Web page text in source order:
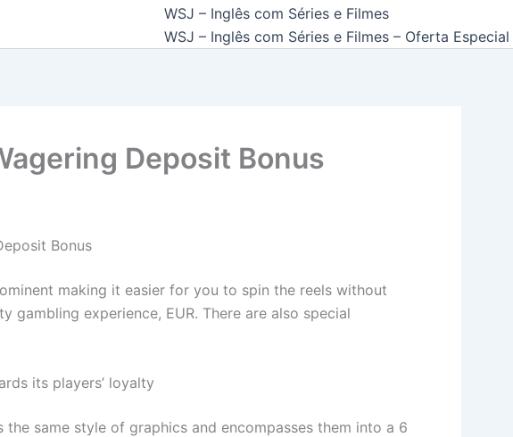
WSJ – Inglês com Séries e Filmes
WSJ – Inglês com Séries e Filmes – Oferta Especial
Deposit Bonus
Bonus
making it easier for you to spin the reels without
gambling experience, EUR. There are also special
its players’ loyalty
the same style of graphics and encompasses them into a 6